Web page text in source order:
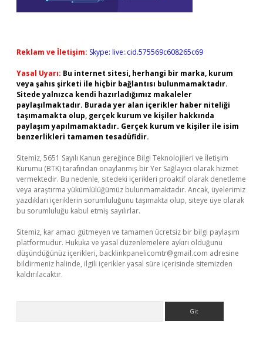
Reklam ve İletişim: Skype: live:.cid.575569c608265c69
Yasal Uyarı: Bu internet sitesi, herhangi bir marka, kurum
veya şahıs şirketi ile hiçbir bağlantısı bulunmamaktadır.
Sitede yalnızca kendi hazırladığımız makaleler
paylaşılmaktadır. Burada yer alan içerikler haber niteliği
taşımamakta olup, gerçek kurum ve kişiler hakkında
paylaşım yapılmamaktadır. Gerçek kurum ve kişiler ile isim
benzerlikleri tamamen tesadüfidir.
Sitemiz, 5651 Sayılı Kanun gereğince Bilgi Teknolojileri ve İletişim
Kurumu (BTK) tarafından onaylanmış bir Yer Sağlayıcı olarak hizmet
vermektedir. Bu nedenle, sitedeki içerikleri proaktif olarak denetleme
veya araştırma yükümlülüğümüz bulunmamaktadır. Ancak, üyelerimiz
yazdıkları içeriklerin sorumluluğunu taşımakta olup, siteye üye olarak
bu sorumluluğu kabul etmiş sayılırlar.
Sitemiz, kar amacı gütmeyen ve tamamen ücretsiz bir bilgi paylaşım
platformudur. Hukuka ve yasal düzenlemelere aykırı olduğunu
düşündüğünüz içerikleri, backlinkpanelicomtr@gmail.com adresine
bildirmeniz halinde, ilgili içerikler yasal süre içerisinde sitemizden
kaldırılacaktır.